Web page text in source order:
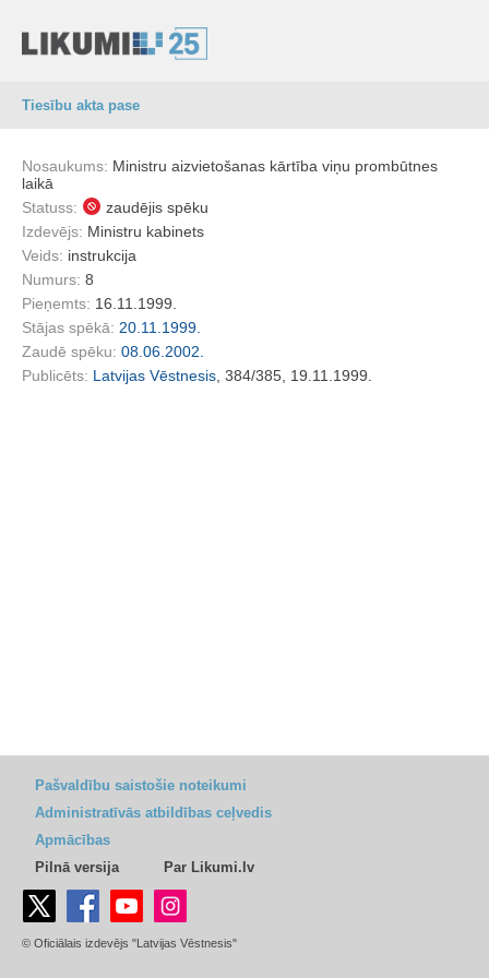
Tiesību akta pase
Nosaukums: Ministru aizvietošanas kārtība viņu prombūtnes
laikā
Statuss:
zaudējis spēku
Izdevējs: Ministru kabinets
Veids: instrukcija
Numurs: 8
Pieņemts: 16.11.1999.
Stājas spēkā: 20.11.1999.
Zaudē spēku: 08.06.2002.
Publicēts: Latvijas Vēstnesis , 384/385, 19.11.1999.
Pašvaldību saistošie noteikumi
Administratīvās atbildības ceļvedis
Apmācības
Pilnā versija
Par Likumi.lv
© Oficiālais izdevējs "Latvijas Vēstnesis"